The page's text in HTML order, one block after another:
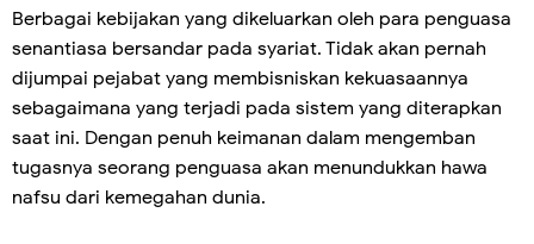
Berbagai kebijakan yang dikeluarkan oleh para penguasa
senantiasa bersandar pada syariat. Tidak akan pernah
dijumpai pejabat yang membisniskan kekuasaannya
sebagaimana yang terjadi pada sistem yang diterapkan
saat ini. Dengan penuh keimanan dalam mengemban
tugasnya seorang penguasa akan menundukkan hawa
nafsu dari kemegahan dunia.